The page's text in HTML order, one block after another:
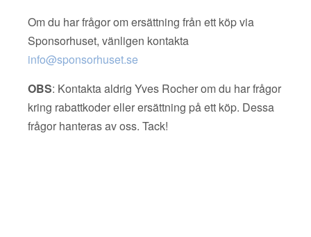
Om du har frågor om ersättning från ett köp via
Sponsorhuset, vänligen kontakta
info@sponsorhuset.se
OBS: Kontakta aldrig Yves Rocher om du har frågor
kring rabattkoder eller ersättning på ett köp. Dessa
frågor hanteras av oss. Tack!